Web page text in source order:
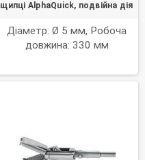
щипці AlphaQuick, подвійна дія
Діаметр: Ø 5 мм, Робоча
довжина: 330 мм